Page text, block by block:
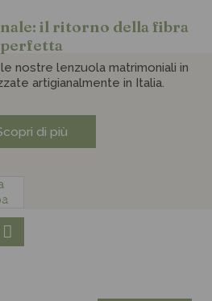
il ritorno della fibra
perfetta
nostre lenzuola matrimoniali in
artigianalmente in Italia.
di più